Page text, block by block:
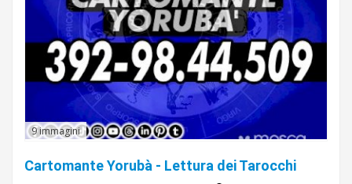
9 immagini
Cartomante Yorubà - Lettura dei Tarocchi